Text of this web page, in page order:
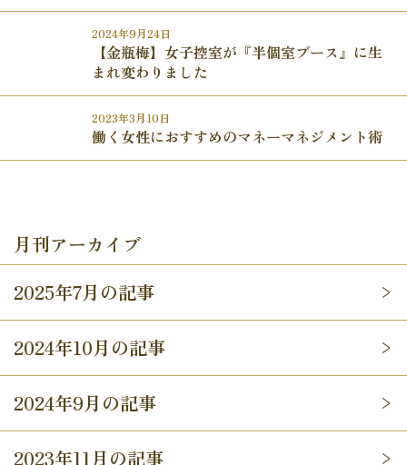
2024年9月24日
【金瓶梅】女子控室が『半個室ブース』に生
まれ変わりました
2023年3月10日
働く女性におすすめのマネーマネジメント術
月刊アーカイブ
2025年7月の記事
2024年10月の記事
2024年9月の記事
2023年11月の記事